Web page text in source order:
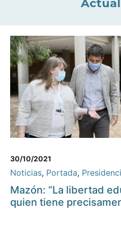
30/10/2021
Noticias, Portada,
Mazón: “La libertad
quien tiene